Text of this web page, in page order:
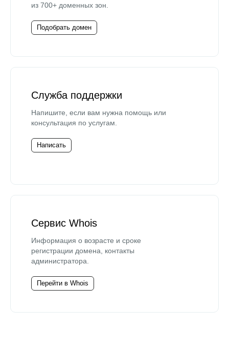
из 700+ доменных зон.
Подобрать домен
Служба поддержки
Напишите, если вам нужна помощь или
консультация по услугам.
Написать
Сервис Whois
Информация о возрасте и сроке
регистрации домена, контакты
администратора.
Перейти в Whois